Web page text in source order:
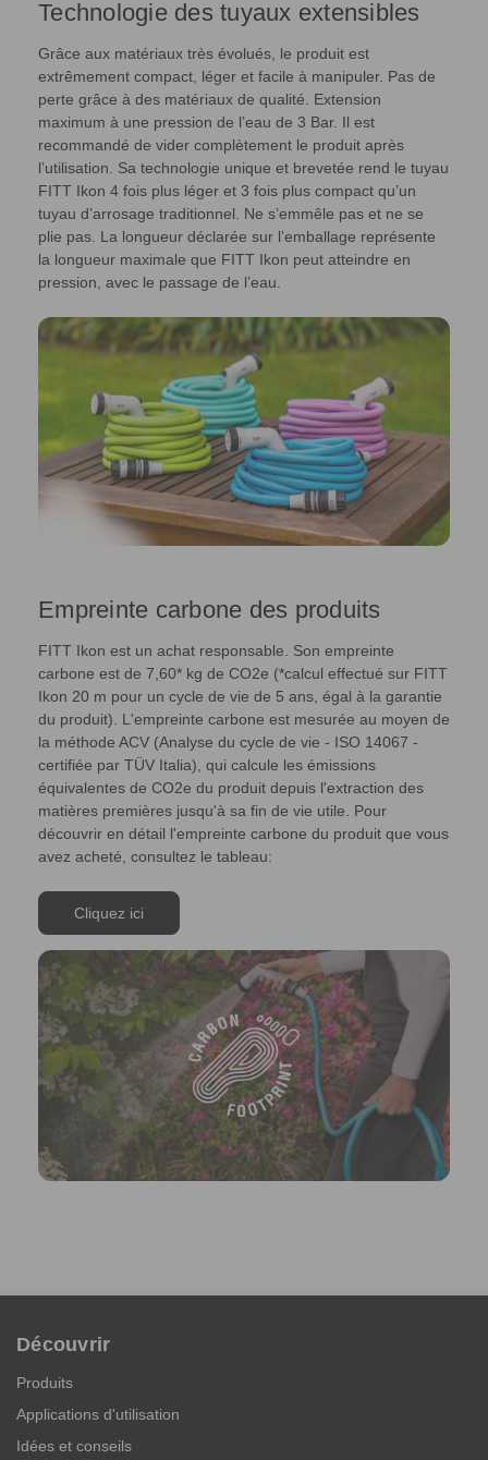
Technologie des tuyaux extensibles
Grâce aux matériaux très évolués, le produit est
extrêmement compact, léger et facile à manipuler. Pas de
perte grâce à des matériaux de qualité. Extension
maximum à une pression de l’eau de 3 Bar. Il est
recommandé de vider complètement le produit après
l’utilisation. Sa technologie unique et brevetée rend le tuyau
FITT Ikon 4 fois plus léger et 3 fois plus compact qu’un
tuyau d’arrosage traditionnel. Ne s’emmêle pas et ne se
plie pas. La longueur déclarée sur l’emballage représente
la longueur maximale que FITT Ikon peut atteindre en
pression, avec le passage de l’eau.
Empreinte carbone des produits
FITT Ikon est un achat responsable. Son empreinte
carbone est de 7,60* kg de CO2e (*calcul effectué sur FITT
Ikon 20 m pour un cycle de vie de 5 ans, égal à la garantie
du produit). L'empreinte carbone est mesurée au moyen de
la méthode ACV (Analyse du cycle de vie - ISO 14067 -
certifiée par TÜV Italia), qui calcule les émissions
équivalentes de CO2e du produit depuis l'extraction des
matières premières jusqu'à sa fin de vie utile. Pour
découvrir en détail l'empreinte carbone du produit que vous
avez acheté, consultez le tableau:
Cliquez ici
Découvrir
Produits
Applications d'utilisation
Idées et conseils